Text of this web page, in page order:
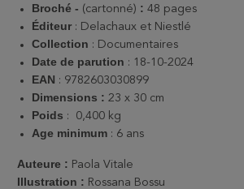
Broché - (cartonné) : 48 pages
Éditeur : Delachaux et Niestlé
Collection : Documentaires
Date de parution : 18-10-2024
EAN : 9782603030899
Dimensions : 23 x 30 cm
Poids : 0,400 kg
Age minimum : 6 ans
Auteure : Paola Vitale
Illustration : Rossana Bossu